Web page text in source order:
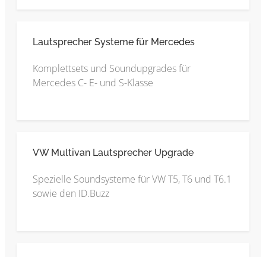
Lautsprecher Systeme für Mercedes
Komplettsets und Soundupgrades für
Mercedes C- E- und S-Klasse
VW Multivan Lautsprecher Upgrade
Spezielle Soundsysteme für VW T5, T6 und T6.1
sowie den ID.Buzz